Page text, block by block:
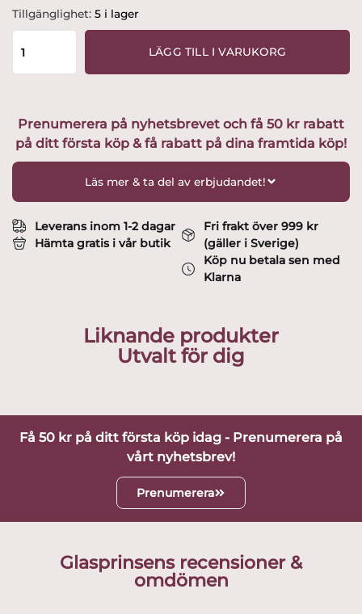
Tillgänglighet: 5 i lager
Orrefors
-
Lisbeth
Champagneglas
Koppel
mängd
LÄGG TILL I VARUKORG
Prenumerera på nyhetsbrevet och få 50 kr rabatt
på ditt första köp & få rabatt på dina framtida köp!
Läs mer & ta del av erbjudandet!
Leverans inom 1-2 dagar
Hämta gratis i vår butik
Fri frakt över 999 kr
(gäller i Sverige)
Köp nu betala sen med
Klarna
Liknande produkter
Utvalt för dig
Få 50 kr på ditt första köp idag - Prenumerera på
vårt nyhetsbrev!
Prenumerera
Glasprinsens recensioner &
omdömen